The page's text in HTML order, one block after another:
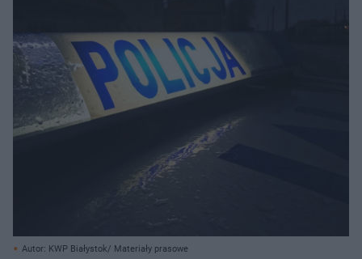
Autor: KWP Białystok/ Materiały prasowe